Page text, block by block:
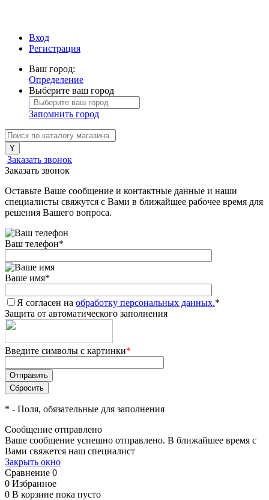
Вход
Регистрация
Ваш город:
Определение
Выберите ваш город
Запомнить город
Заказать звонок
Заказать звонок
Оставьте Ваше сообщение и контактные данные и наши
специалисты свяжутся с Вами в ближайшее рабочее время для
решения Вашего вопроса.
Ваш телефон*
Ваше имя*
Я согласен на обработку персональных данных.*
Защита от автоматического заполнения
Введите символы с картинки*
* - Поля, обязательные для заполнения
Сообщение отправлено
Ваше сообщение успешно отправлено. В ближайшее время с
Вами свяжется наш специалист
Закрыть окно
Сравнение 0
0 Избранное
0 В корзине пока пусто